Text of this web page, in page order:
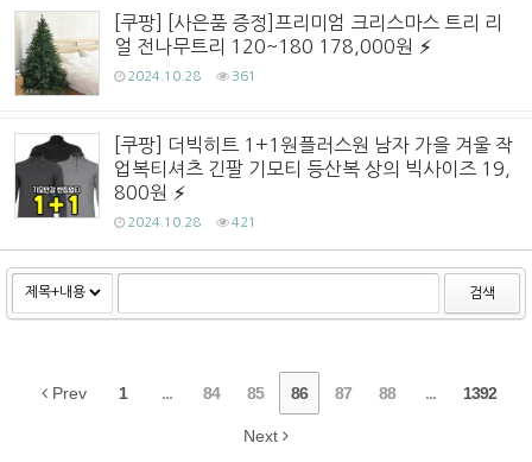
[쿠팡] [사은품 증정]프리미엄 크리스마스 트리 리
얼 전나무트리 120~180 178,000원
2024.10.28 361
[쿠팡] 더빅히트 1+1원플러스원 남자 가을 겨울 작
업복티셔츠 긴팔 기모티 등산복 상의 빅사이즈 19,
800원
2024.10.28 421
검색
Prev 1 ... 84 85 86 87 88 ... 1392
Next